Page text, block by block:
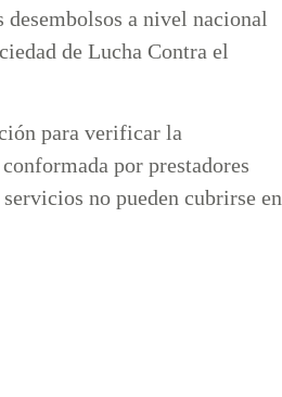
a nivel nacional
de Lucha Contra el
para verificar la
por prestadores
no pueden cubrirse en